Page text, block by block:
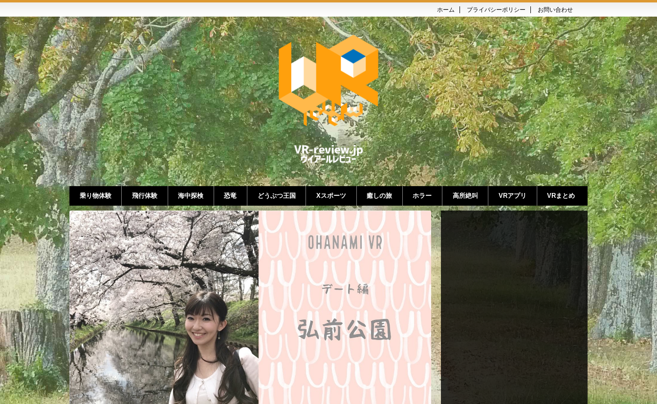
ホーム プライバシーポリシー お問い合わせ
乗り物体験 飛行体験 海中探検 恐竜 どうぶつ王国 Xスポーツ 癒しの旅 ホラー 高所絶叫 VRアプリ VRまとめ